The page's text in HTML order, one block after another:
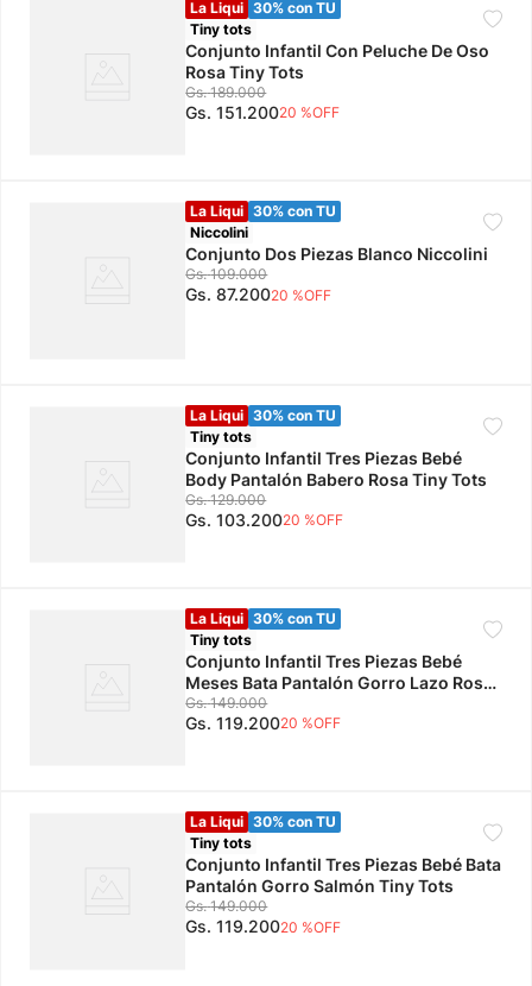
La Liqui 30% con TU
Tiny tots
Conjunto Infantil Con Peluche De Oso
Rosa Tiny Tots
Gs. 189.000
Gs. 151.20020 %OFF
La Liqui 30% con TU
Niccolini
Conjunto Dos Piezas Blanco Niccolini
Gs. 109.000
Gs. 87.20020 %OFF
La Liqui 30% con TU
Tiny tots
Conjunto Infantil Tres Piezas Bebé
Body Pantalón Babero Rosa Tiny Tots
Gs. 129.000
Gs. 103.20020 %OFF
La Liqui 30% con TU
Tiny tots
Conjunto Infantil Tres Piezas Bebé
Meses Bata Pantalón Gorro Lazo Rosa
Tiny Tots
Gs. 149.000
Gs. 119.20020 %OFF
La Liqui 30% con TU
Tiny tots
Conjunto Infantil Tres Piezas Bebé Bata
Pantalón Gorro Salmón Tiny Tots
Gs. 149.000
Gs. 119.20020 %OFF